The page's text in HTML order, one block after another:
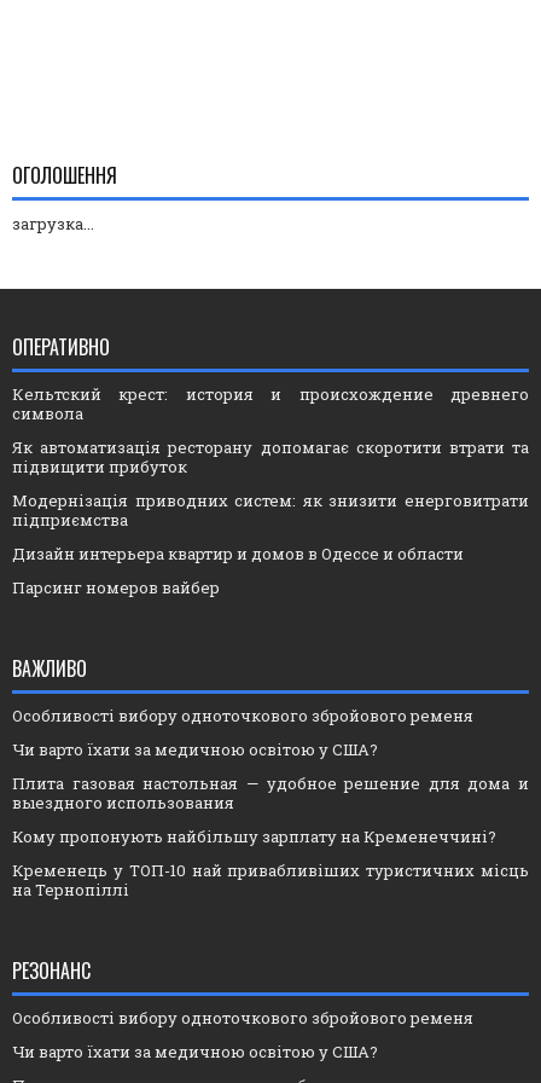
ОГОЛОШЕННЯ
загрузка...
ОПЕРАТИВНО
Кельтский крест: история и происхождение древнего
символа
Як автоматизація ресторану допомагає скоротити втрати та
підвищити прибуток
Модернізація приводних систем: як знизити енерговитрати
підприємства
Дизайн интерьера квартир и домов в Одессе и области
Парсинг номеров вайбер
ВАЖЛИВО
Особливості вибору одноточкового збройового ременя
Чи варто їхати за медичною освітою у США?
Плита газовая настольная — удобное решение для дома и
выездного использования
Кому пропонують найбільшу зарплату на Кременеччині?
Кременець у ТОП-10 най привабливіших туристичних місць
на Тернопіллі
РЕЗОНАНС
Особливості вибору одноточкового збройового ременя
Чи варто їхати за медичною освітою у США?